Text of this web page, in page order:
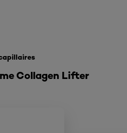
Collagen Lifter